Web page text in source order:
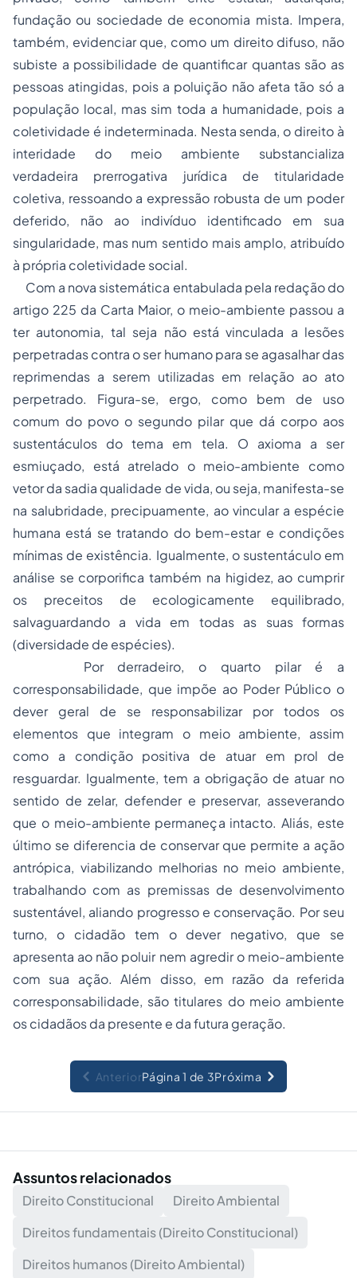
fundação ou sociedade de economia mista. Impera,
também, evidenciar que, como um direito difuso, não
subiste a possibilidade de quantificar quantas são as
pessoas atingidas, pois a poluição não afeta tão só a
população local, mas sim toda a humanidade, pois a
coletividade é indeterminada. Nesta senda, o direito à
interidade do meio ambiente substancializa
verdadeira prerrogativa jurídica de titularidade
coletiva, ressoando a expressão robusta de um poder
deferido, não ao indivíduo identificado em sua
singularidade, mas num sentido mais amplo, atribuído
à própria coletividade social.
Com a nova sistemática entabulada pela redação do
artigo 225 da Carta Maior, o meio-ambiente passou a
ter autonomia, tal seja não está vinculada a lesões
perpetradas contra o ser humano para se agasalhar das
reprimendas a serem utilizadas em relação ao ato
perpetrado. Figura-se, ergo, como bem de uso
comum do povo o segundo pilar que dá corpo aos
sustentáculos do tema em tela. O axioma a ser
esmiuçado, está atrelado o meio-ambiente como
vetor da sadia qualidade de vida, ou seja, manifesta-se
na salubridade, precipuamente, ao vincular a espécie
humana está se tratando do bem-estar e condições
mínimas de existência. Igualmente, o sustentáculo em
análise se corporifica também na higidez, ao cumprir
os preceitos de ecologicamente equilibrado,
salvaguardando a vida em todas as suas formas
(diversidade de espécies).
Por derradeiro, o quarto pilar é a
corresponsabilidade, que impõe ao Poder Público o
dever geral de se responsabilizar por todos os
elementos que integram o meio ambiente, assim
como a condição positiva de atuar em prol de
resguardar. Igualmente, tem a obrigação de atuar no
sentido de zelar, defender e preservar, asseverando
que o meio-ambiente permaneça intacto. Aliás, este
último se diferencia de conservar que permite a ação
antrópica, viabilizando melhorias no meio ambiente,
trabalhando com as premissas de desenvolvimento
sustentável, aliando progresso e conservação. Por seu
turno, o cidadão tem o dever negativo, que se
apresenta ao não poluir nem agredir o meio-ambiente
com sua ação. Além disso, em razão da referida
corresponsabilidade, são titulares do meio ambiente
os cidadãos da presente e da futura geração.
AnteriorPágina 1 de 3Próxima
Assuntos relacionados
Direito Constitucional
Direito Ambiental
Direitos fundamentais (Direito Constitucional)
Direitos humanos (Direito Ambiental)